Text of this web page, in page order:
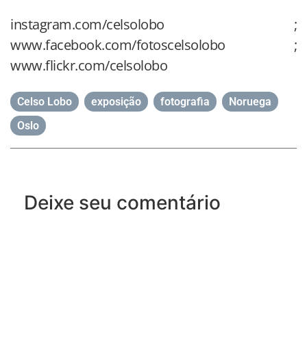
instagram.com/celsolobo ;
www.facebook.com/fotoscelsolobo ;
www.flickr.com/celsolobo
Celso Lobo exposição fotografia Noruega
Oslo
Deixe seu comentário